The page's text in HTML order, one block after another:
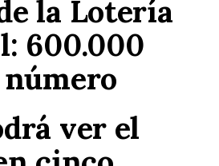
la Lotería
600.000
ver el